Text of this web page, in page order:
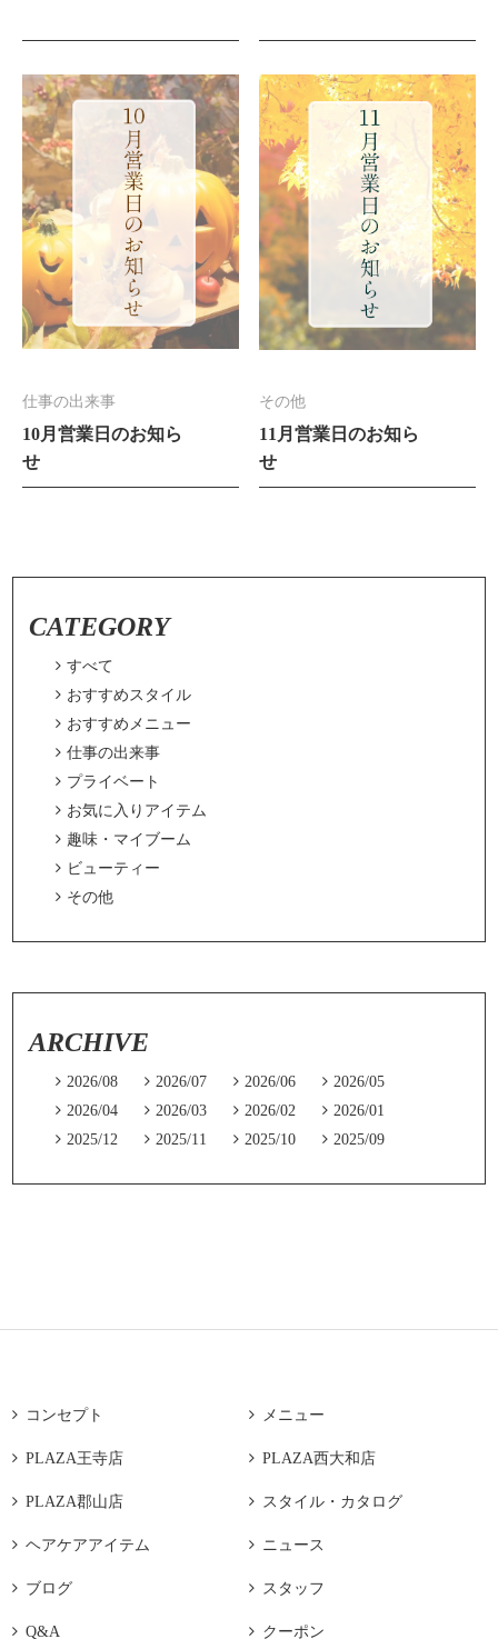
仕事の出来事
10月営業日のお知ら
せ
その他
11月営業日のお知ら
せ
CATEGORY
 すべて
 おすすめスタイル
 おすすめメニュー
 仕事の出来事
 プライベート
 お気に入りアイテム
 趣味・マイブーム
 ビューティー
 その他
ARCHIVE
 2026/08  2026/07  2026/06  2026/05
 2026/04  2026/03  2026/02  2026/01
 2025/12  2025/11  2025/10  2025/09
 コンセプト  メニュー
 PLAZA王寺店  PLAZA西大和店
 PLAZA郡山店  スタイル・カタログ
 ヘアケアアイテム  ニュース
 ブログ  スタッフ
 Q&A  クーポン